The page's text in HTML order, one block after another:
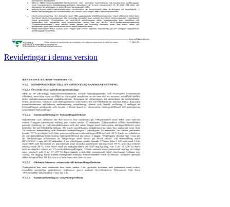
Revideringar i denna version